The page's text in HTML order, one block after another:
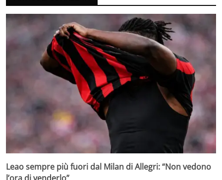
Leao sempre più fuori dal Milan di Allegri: “Non vedono
l’ora di venderlo”